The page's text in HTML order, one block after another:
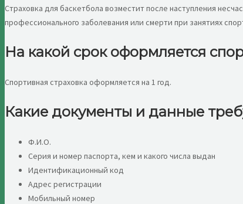
Страховка для баскетбола возместит после наступления
профессионального заболевания или смерти при занятиях
На какой срок оформляется
Спортивная страховка оформляется на 1 год.
Какие документы и данные
Ф.И.О.
Серия и номер паспорта, кем и какого числа выдан
Идентификационный код
Адрес регистрации
Мобильный номер